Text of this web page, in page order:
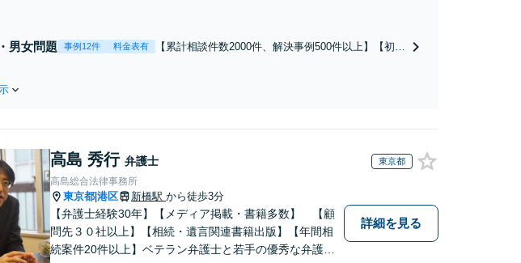
をお探しの方もご相談ください！【顧問経験豊富】【個別案
件も対応OK】
男女問題 事例12件 料金表有
【累計相談件数2000件、解決事例500件以上】【初回
高島 秀行 弁護士 東京都
高島総合法律事務所
東京都 港区 新橋駅 から徒歩3分
【弁護士経験30年】【メディア掲載・書籍多数】 【顧
問先３０社以上】【相続・遺言関連書籍出版】【年間相
続案件20件以上】ベテラン弁護士と若手の優秀な弁護士
詳細を見る